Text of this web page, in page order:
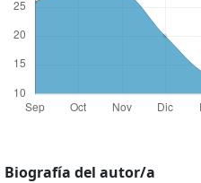
Biografía del autor/a